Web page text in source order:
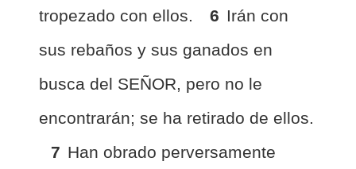
tropezado con ellos.
6 Irán con
sus rebaños y sus ganados en
busca del SEÑOR, pero no le
encontrarán; se ha retirado de ellos.
7 Han obrado perversamente